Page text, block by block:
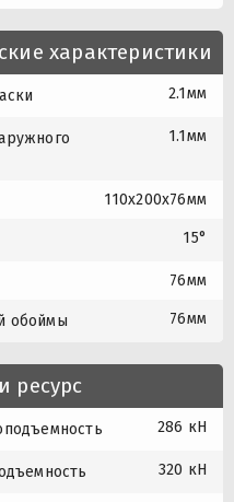
характеристики
2.1мм
1.1мм
110x200x76мм
15°
76мм
обоймы 76мм
ресурс
286 кН
320 кН